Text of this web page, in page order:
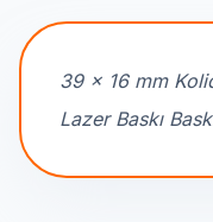
39 x 16 mm
Lazer Baskı